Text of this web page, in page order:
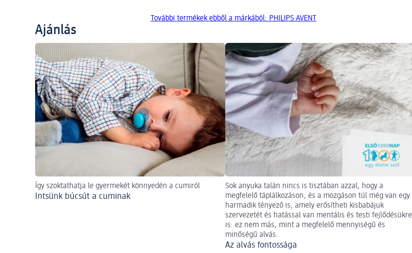
További termékek ebből a márkából: PHILIPS AVENT
Ajánlás
Így szoktathatja le gyermekét könnyedén a cumiról
Intsünk búcsút a cuminak
Sok anyuka talán nincs is tisztában azzal, hogy a
megfelelő táplálkozáson, és a mozgáson túl még van egy
harmadik tényező is, amely erősítheti kisbabájuk
szervezetét és hatással van mentális és testi fejlődésükre
is: ez nem más, mint a megfelelő mennyiségű és
minőségű alvás.
Az alvás fontossága